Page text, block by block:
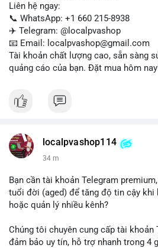
Liên hệ ngay:
📞 WhatsApp: +1 660 215-8938
✈️ Telegram: @localpvashop
📧 Email: localpvashop@gmail.com
Tài khoản chất lượng cao, sẵn sàng
quảng cáo của bạn. Đặt mua hôm
localpvashop114
34 m
Bạn cần tài khoản Telegram
tuổi đời (aged) để tăng độ tin cậy khi
hoặc quản lý nhiều kênh?
Chúng tôi chuyên cung cấp tài
đảm bảo uy tín, hỗ trợ nhanh trong 4